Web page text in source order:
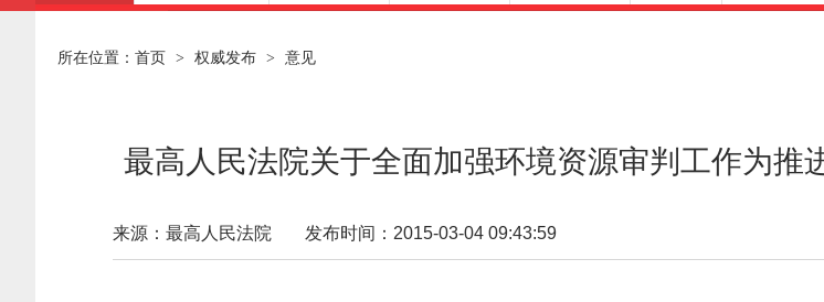
所在位置： 首页 > 权威发布 > 意见
最高人民法院关于全面加强环境资源审判工作为推
来源：最高人民法院 发布时间：2015-03-04 09:43:59